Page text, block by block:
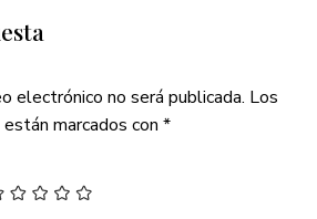
electrónico no será publicada. Los
marcados con *